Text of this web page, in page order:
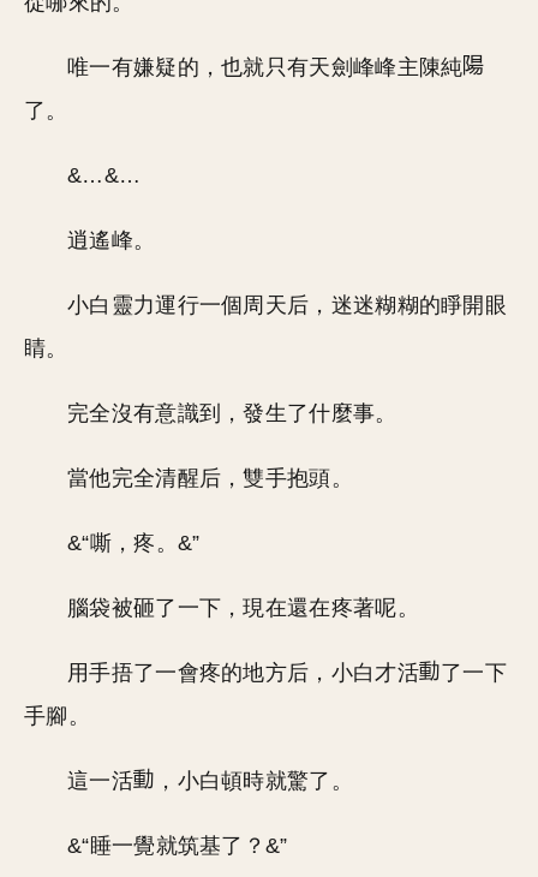
唯一有嫌疑的，也就只有天劍峰峰主陳純
了。
&…&…
逍遙峰。
小白靈力運行一個周天后，迷迷糊糊的睜開眼
睛。
完全沒有意識到，發生了什麼事。
當他完全清醒后，雙手抱頭。
&“嘶，疼。&”
腦袋被砸了一下，現在還在疼著呢。
用手捂了一會疼的地方后，小白才活
了一下
手腳。
這一活 ，小白頓時就驚了。
&“睡一覺就筑基了？&”